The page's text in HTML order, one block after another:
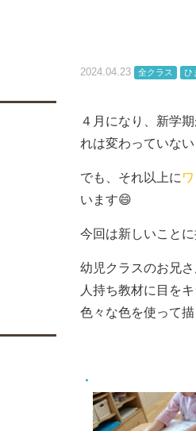
2024.04.23 全クラス ひ
４月になり、新学
れは変わっていな
でも、それ以上に
います😄
今回は新しいこと
幼児クラスのお兄
人持ち教材に目を
色々な色を使って